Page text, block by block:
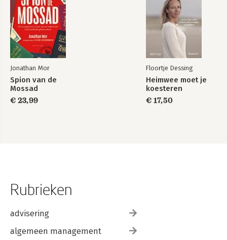
Jonathan Mor
Spion van de
Mossad
€ 23,99
Floortje Dessing
Heimwee moet je
koesteren
€ 17,50
Rubrieken
advisering
algemeen management